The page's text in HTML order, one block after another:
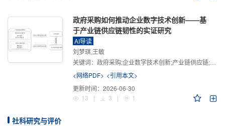
政府采购如何推动企业数字技术创新——基
于产业链供应链韧性的实证研究
AI导读
刘梦琪,王敏
关键词： 政府采购;企业数字技术创新;产业链供应链;产业链供应链韧性;需求侧财政政策
<网络PDF> <引用本文>
更新时间： 2026-06-30
13
| 3 | 1
社科研究与评价